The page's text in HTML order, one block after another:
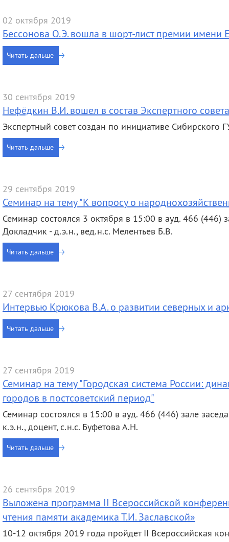
02 октября 2019
Бессонова О.Э. вошла в шорт-лист премии имени
Читать дальше
30 сентября 2019
Нефёдкин В.И. вошел в состав Экспертного
Экспертный совет создан по инициативе Сибирского
Читать дальше
29 сентября 2019
Семинар на тему "К вопросу о
Семинар состоялся 3 октября в 15:00 в ауд. 466 (446)
Докладчик - д.э.н., вед.н.с. Мелентьев Б.В.
Читать дальше
27 сентября 2019
Интервью Крюкова В.А. о развитии северных и
Читать дальше
27 сентября 2019
Семинар на тему "Городская система России:
городов в постсоветский период"
Семинар состоялся в 15:00 в ауд. 466 (446) зале
к.э.н., доцент, с.н.с. Буфетова А.Н.
Читать дальше
26 сентября 2019
Выложена программа II Всероссийской
чтения памяти академика Т.И. Заславской»
10-12 октября 2019 года пройдет II Всероссийская